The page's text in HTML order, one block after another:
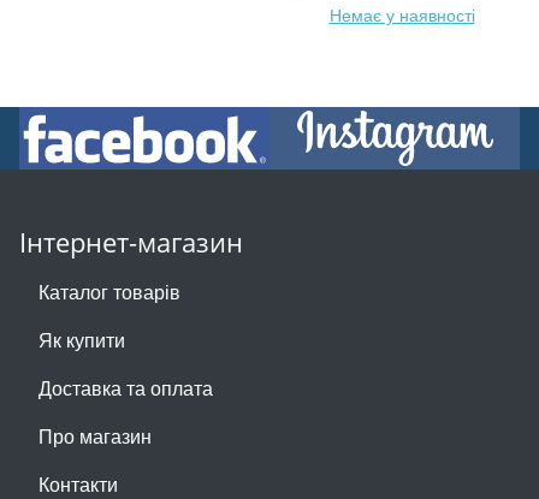
Немає у наявності
Інтернет-магазин
Каталог товарів
Як купити
Доставка та оплата
Про магазин
Контакти